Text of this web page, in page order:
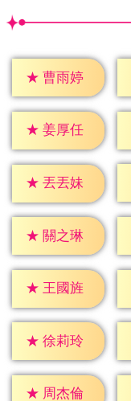
★ 曹雨婷
★ 姜厚任
★ 丟丟妹
★ 關之琳
★ 王國旌
★ 徐莉玲
★ 周杰倫